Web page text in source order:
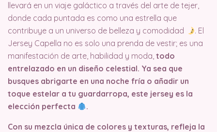
llevará en un viaje galáctico a través del arte de tejer,
donde cada puntada es como una estrella que
contribuye a un universo de belleza y comodidad
. El
Jersey Capella no es solo una prenda de vestir; es una
manifestación de arte, habilidad y moda, todo
entrelazado en un diseño celestial. Ya sea que
busques abrigarte en una noche fría o añadir un
toque estelar a tu guardarropa, este jersey es la
elección perfecta
.
Con su mezcla única de colores y texturas, refleja la